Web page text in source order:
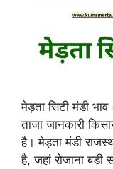
मेड़ता सिटी मंडी
ताजा जानकारी
है। मेड़ता मंडी
है, जहां रोजाना